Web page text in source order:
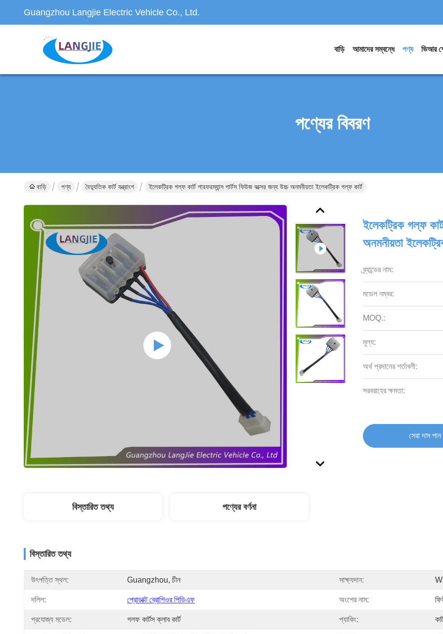
Guangzhou Langjie Electric Vehicle Co., Ltd.
বাড়ি আমাদের সম্বন্ধে পণ্য ভিআর
পণ্যের বিবরণ
বাড়ি পণ্য বৈদ্যুতিক কার্ট যন্ত্রাংশ ইলেকট্রিক গল্ফ কার্ট পারফরম্যান্স পার্টস ফিউজ বক্সের জন্য উচ্চ অনমনীয়তা ইলেকট্রিক গল্ফ কার্ট
ইলেকট্রিক গল্ফ
অনমনীয়তা
ব্র্যান্ডের নাম:
মডেল নম্বর:
MOQ.:
মূল্য:
অর্থ প্রদানের শর্তাবলী:
সরবরাহের ক্ষমতা:
সেরা দাম পান
বিস্তারিত তথ্য পণ্যের বর্ণনা
বিস্তারিত তথ্য
উৎপত্তি স্থল: Guangzhou, চীন সাক্ষ্যদান:
দলিল: প্রোডাক্ট ব্রোশিওর পিডিএফ অংশের নাম:
প্রযোজ্য মডেল: গলফ কার্টস ক্লাব কার্ট প্যাকিং: